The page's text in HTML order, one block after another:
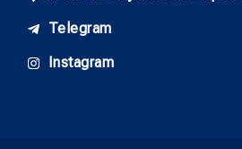
Telegram
Instagram